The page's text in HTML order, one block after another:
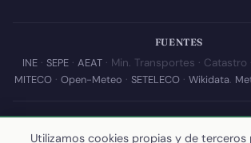
FUENTES
INE· SEPE· AEAT· Min. Transportes · Catastro ·
MITECO· Open-Meteo · SETELECO· Wikidata.
© 2026 Callejear.com — Directorio municipal de
abiertos. Desarrollado y mantenido por
Utilizamos cookies propias y de terceros